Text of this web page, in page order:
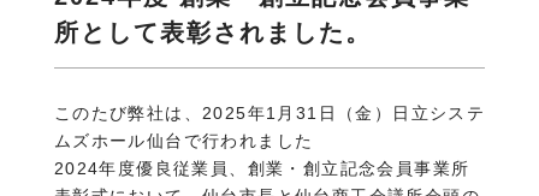
所として表彰されました。
このたび弊社は、2025年1月31日（金）日立システ
ムズホール仙台で行われました
2024年度優良従業員、創業・創立記念会員事業所